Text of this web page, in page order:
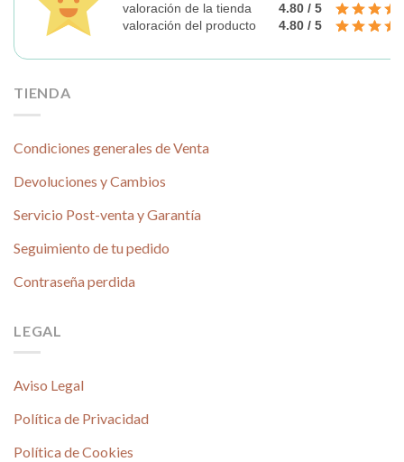
valoración de la tienda
4.80 / 5
valoración del producto
4.80 / 5
TIENDA
Condiciones generales de Venta
Devoluciones y Cambios
Servicio Post-venta y Garantía
Seguimiento de tu pedido
Contraseña perdida
LEGAL
Aviso Legal
Política de Privacidad
Política de Cookies